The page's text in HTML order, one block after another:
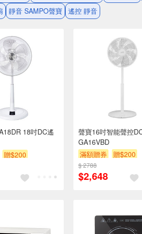
靜音 SAMPO聲寶 遙控 靜音
18吋DC遙
贈$200
聲寶16吋智能聲控
GA16VBD
滿額贈券
贈$200
$ 2788
$2,648